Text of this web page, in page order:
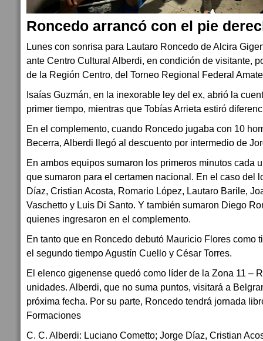
Roncedo arrancó con el pie
Lunes con sonrisa para Lautaro Roncedo de Alcira
ante Centro Cultural Alberdi, en condición de visitante,
de la Región Centro, del Torneo Regional Federal
Isaías Guzmán, en la inexorable ley del ex, abrió la
primer tiempo, mientras que Tobías Arrieta estiró
En el complemento, cuando Roncedo jugaba con 10
Becerra, Alberdi llegó al descuento por intermedio de
En ambos equipos sumaron los primeros minutos cada
que sumaron para el certamen nacional. En el caso del
Díaz, Cristian Acosta, Romario López, Lautaro Barile,
Vaschetto y Luis Di Santo. Y también sumaron Diego
quienes ingresaron en el complemento.
En tanto que en Roncedo debutó Mauricio Flores como
el segundo tiempo Agustín Cuello y César Torres.
El elenco gigenense quedó como líder de la Zona 11 –
unidades. Alberdi, que no suma puntos, visitará a
próxima fecha. Por su parte, Roncedo tendrá jornada
Formaciones
C. C. Alberdi: Luciano Cometto; Jorge Díaz, Cristian